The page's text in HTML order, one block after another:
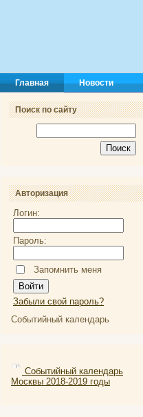
Главная Новости
Поиск по сайту
Авторизация
Логин:
Пароль:
Запомнить меня
Забыли свой пароль?
Событийный календарь
Событийный календарь
Москвы 2018-2019 годы